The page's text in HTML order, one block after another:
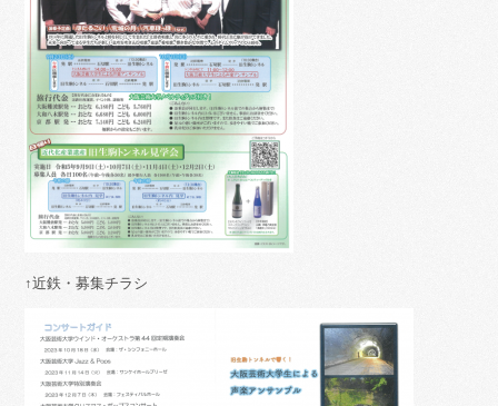
↑近鉄・募集チラシ